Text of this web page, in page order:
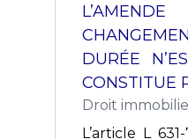
DURÉE
CONSTITUE
Droit
L’article L